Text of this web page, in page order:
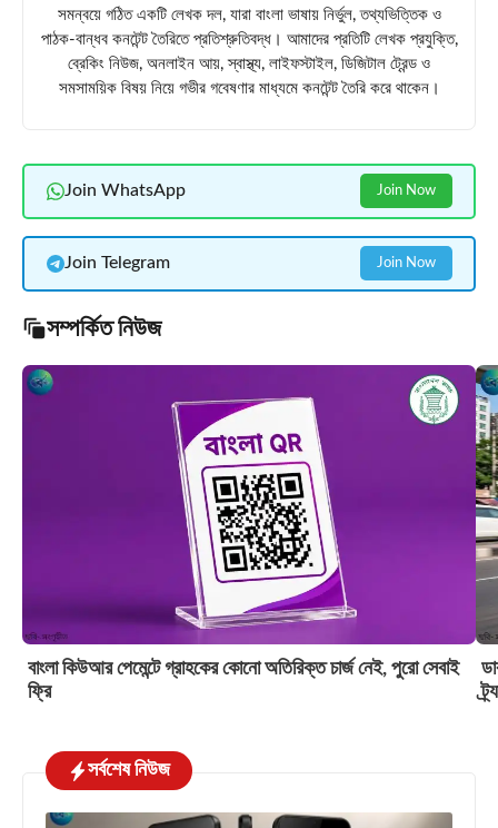
সমন্বয়ে গঠিত একটি লেখক দল, যারা বাংলা ভাষায় নির্ভুল, তথ্যভিত্তিক ও
পাঠক-বান্ধব কনটেন্ট তৈরিতে প্রতিশ্রুতিবদ্ধ। আমাদের প্রতিটি লেখক প্রযুক্তি,
ব্রেকিং নিউজ, অনলাইন আয়, স্বাস্থ্য, লাইফস্টাইল, ডিজিটাল ট্রেন্ড ও
সমসাময়িক বিষয় নিয়ে গভীর গবেষণার মাধ্যমে কনটেন্ট তৈরি করে থাকেন।
Join WhatsApp Join Now
Join Telegram Join Now
সম্পর্কিত নিউজ
বাংলা কিউআর পেমেন্টে গ্রাহকের কোনো অতিরিক্ত চার্জ নেই, পুরো সেবাই
ফ্রি
সর্বশেষ নিউজ